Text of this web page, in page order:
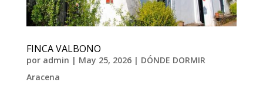
FINCA VALBONO
por admin | May 25, 2026| DÓNDE DORMIR
Aracena